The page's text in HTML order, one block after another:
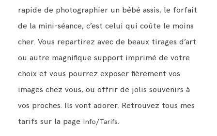
rapide de photographier un bébé assis, le forfait
de la mini-séance, c’est celui qui coûte le moins
cher. Vous repartirez avec de beaux tirages d’art
ou autre magnifique support imprimé de votre
choix et vous pourrez exposer fièrement vos
images chez vous, ou offrir de jolis souvenirs à
vos proches. Ils vont adorer. Retrouvez tous mes
tarifs sur la page Info/Tarifs.